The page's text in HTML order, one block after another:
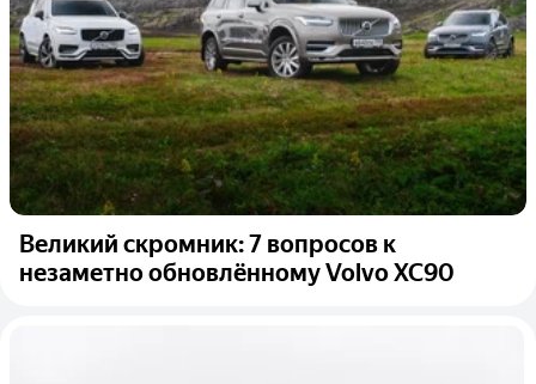
Великий скромник: 7 вопросов к
незаметно обновлённому Volvo XC90